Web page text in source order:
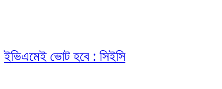
ইভিএমেই ভোট হবে : সিইসি